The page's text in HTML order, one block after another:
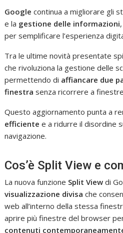
Google continua a migliorare gli
e la gestione delle informazioni
per semplificare l’esperienza
Tra le ultime novità presentate
che rivoluziona la gestione delle
permettendo di affiancare due
finestra senza ricorrere a
Questo aggiornamento punta a
efficiente e a ridurre il disordine
navigazione.
Cos’è Split View e
La nuova funzione Split View di
visualizzazione divisa che
web all’interno della stessa
aprire più finestre del browser
contenuti